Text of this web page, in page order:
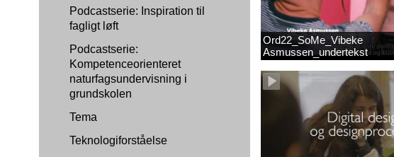
Podcastserie: Inspiration til
fagligt løft
Podcastserie:
Kompetenceorienteret
naturfagsundervisning i
grundskolen
Tema
Teknologiforståelse
Ord22_SoMe_Vibeke
Asmussen_undertekst